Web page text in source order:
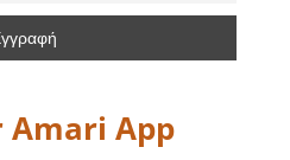
Amari App